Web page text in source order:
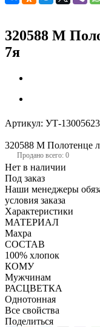
320588 М
7я
Артикул: УТ-13005623
320588 М Полотенце
Продано всего: 0
Нет в наличии
Под заказ
Наши менеджеры
условия заказа
Характеристики
МАТЕРИАЛ
Махра
СОСТАВ
100% хлопок
КОМУ
Мужчинам
РАСЦВЕТКА
Однотонная
Все свойства
Поделиться